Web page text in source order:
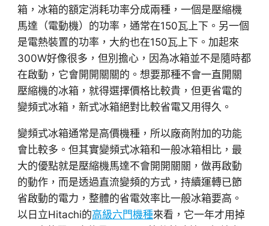
箱，冰箱的額定消耗功率分成兩種，一個是壓縮機
馬達（電動機）的功率，通常在150瓦上下。另一個
是電熱裝置的功率，大約也在150瓦上下。加起來
300W好像很多，但別擔心，因為冰箱並不是隨時都
在啟動，它會開開關關的。想要那種不會一直開關
壓縮機的冰箱，就得選擇價格比較貴，但更省電的
變頻式冰箱，新式冰箱絕對比較省電又用得久。
變頻式冰箱通常是高價機種，所以廠商附加的功能
會比較多。但其實變頻式冰箱和一般冰箱相比，最
大的優點就是壓縮機馬達不會開開關關，做再啟動
的動作，而是透過直流變頻的方式，持續運轉已節
省啟動的電力，整體的省電效率比一般冰箱要高。
以日立Hitachi的高級六門機種來看，它一年才用掉